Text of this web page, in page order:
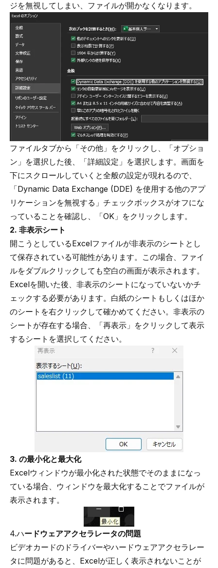
ジを無視してしまい、ファイルが開かなくなります。
ファイルタブから「その他」をクリックし、「オプショ
ン」を選択した後、「詳細設定」を選択します。画面を
下にスクロールしていくと全般の設定が現れるので、
「Dynamic Data Exchange (DDE) を使用する他のアプ
リケーションを無視する」チェックボックスがオフにな
っていることを確認し、「OK」をクリックします。
2. 非表示シート
開こうとしているExcelファイルが非表示のシートとし
て保存されている可能性があります。この場合、ファイ
ルをダブルクリックしても空白の画面が表示されます。
Excelを開いた後、非表示のシートになっていないかチ
ェックする必要があります。白紙のシートもしくはほか
のシートを右クリックして確かめてください。非表示の
シートが存在する場合、「再表示」をクリックして表示
するシートを選択してください。
3. の最小化と最大化
Excelウィンドウが最小化された状態でそのままになっ
ている場合、ウィンドウを最大化することでファイルが
表示されます。
4.ハードウェアアクセラレータの問題
ビデオカードのドライバーやハードウェアアクセラレー
タに問題があると、Excelが正しく表示されないことが